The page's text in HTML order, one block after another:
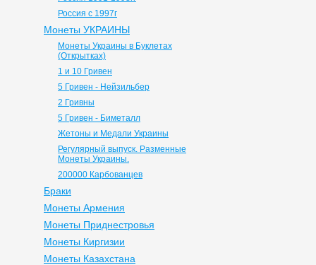
Россия с 1997г
Монеты УКРАИНЫ
Монеты Украины в Буклетах
(Открытках)
1 и 10 Гривен
5 Гривен - Нейзильбер
2 Гривны
5 Гривен - Биметалл
Жетоны и Медали Украины
Регулярный выпуск. Разменные
Монеты Украины.
200000 Карбованцев
Браки
Монеты Армения
Монеты Приднестровья
Монеты Киргизии
Монеты Казахстана